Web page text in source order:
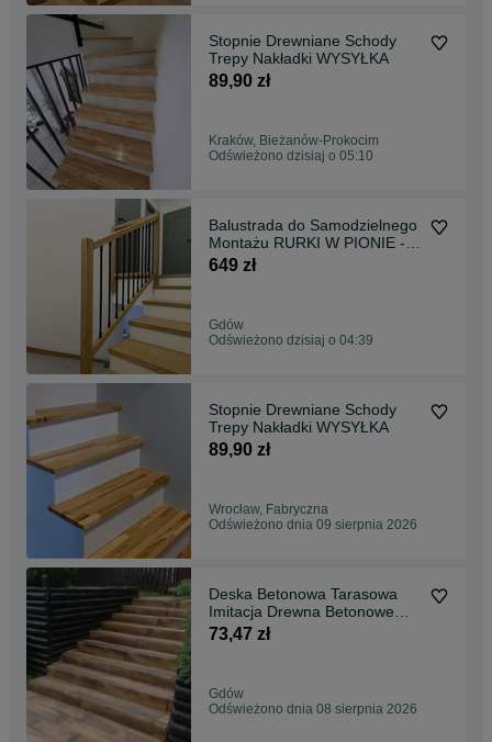
Stopnie Drewniane Schody
Trepy Nakładki WYSYŁKA
89,90 zł
Kraków, Bieżanów-Prokocim
Odświeżono dzisiaj o 05:10
Balustrada do Samodzielnego
Montażu RURKI W PIONIE -
Czarne ODBIÓR OSOBISTY
649 zł
Gdów
Odświeżono dzisiaj o 04:39
Stopnie Drewniane Schody
Trepy Nakładki WYSYŁKA
89,90 zł
Wrocław, Fabryczna
Odświeżono dnia 09 sierpnia 2026
Deska Betonowa Tarasowa
Imitacja Drewna Betonowe
Drewno NA WYMIAR
DOSTAWA
73,47 zł
Gdów
Odświeżono dnia 08 sierpnia 2026